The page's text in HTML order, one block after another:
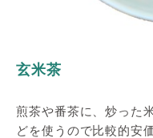
玄米茶
煎茶や番茶に、炒った
どを使うので比較的安